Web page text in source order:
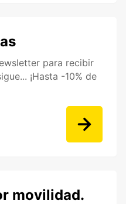
para recibir
¡Hasta -10% de
movilidad.